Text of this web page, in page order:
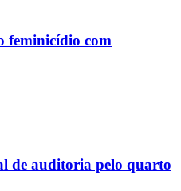
feminicídio com
de auditoria pelo quarto